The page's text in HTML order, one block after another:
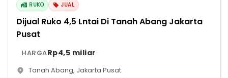
RUKO JUAL
Dijual Ruko 4,5 Lntai Di Tanah Abang Jakarta
Pusat
HARGARp4,5 miliar
Tanah Abang, Jakarta Pusat